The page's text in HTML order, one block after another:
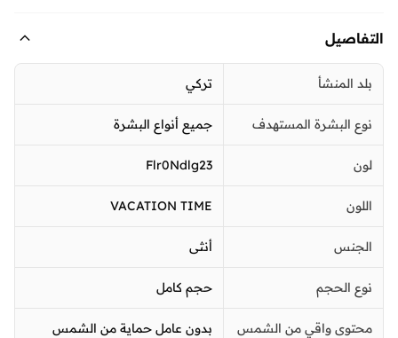
التفاصيل
بلد المنشأ تركي
نوع البشرة المستهدف جميع أنواع البشرة
لون Flr0Ndlg23
اللون VACATION TIME
الجنس أنثى
نوع الحجم حجم كامل
محتوى واقي من الشمس بدون عامل حماية من الشمس